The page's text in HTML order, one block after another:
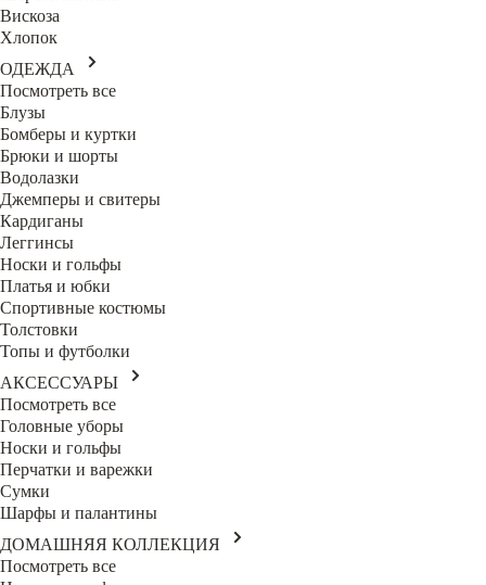
Вискоза
Хлопок
ОДЕЖДА
Посмотреть все
Блузы
Бомберы и куртки
Брюки и шорты
Водолазки
Джемперы и свитеры
Кардиганы
Леггинсы
Носки и гольфы
Платья и юбки
Спортивные костюмы
Толстовки
Топы и футболки
АКСЕССУАРЫ
Посмотреть все
Головные уборы
Носки и гольфы
Перчатки и варежки
Сумки
Шарфы и палантины
ДОМАШНЯЯ КОЛЛЕКЦИЯ
Посмотреть все